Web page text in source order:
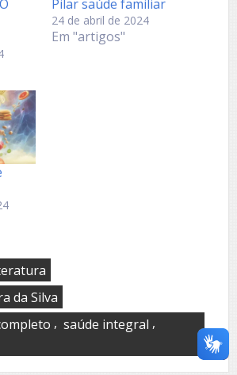
Pilar saúde familiar
24 de abril de 2024
Em "artigos"
da Silva
, saúde integral ,